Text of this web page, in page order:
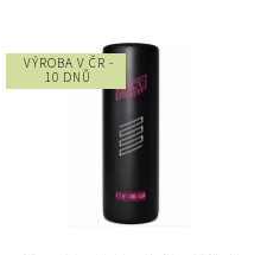
VÝROBA V ČR -
10 DNŮ